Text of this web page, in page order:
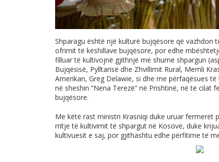
Shparagu është një kulturë bujqësore që vazhdon
ofrimit të këshillave bujqësore, por edhe
filluar të kultivojnë gjithnjë më shumë shpargun
Bujqësisë, Pylltarisë dhe Zhvillimit Rural, Memli
Amerikan, Greg Delawie, si dhe me përfaqësues
në sheshin “Nena Terezë” në Prishtinë, në të
bujqësore.
Me këtë rast ministri Krasniqi duke uruar fermerët
rritje të kultivimit të shpargut në Kosovë, duke
kultivuesit e saj, por gjithashtu edhe përfitime të